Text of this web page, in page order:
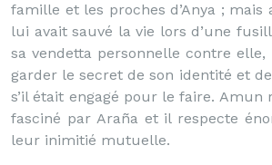
famille et les proches d’Anya ;
lui avait sauvé la vie lors d’une
sa vendetta personnelle contre
garder le secret de son identité et
s’il était engagé pour le faire. Amun
fasciné par Araña et il respecte
leur inimitié mutuelle.